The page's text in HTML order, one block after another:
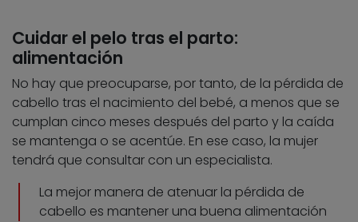
Cuidar el pelo tras el parto:
alimentación
No hay que preocuparse, por tanto, de la pérdida de
cabello tras el nacimiento del bebé, a menos que se
cumplan cinco meses después del parto y la caída
se mantenga o se acentúe. En ese caso, la mujer
tendrá que consultar con un especialista.
La mejor manera de atenuar la pérdida de
cabello es mantener una buena alimentación